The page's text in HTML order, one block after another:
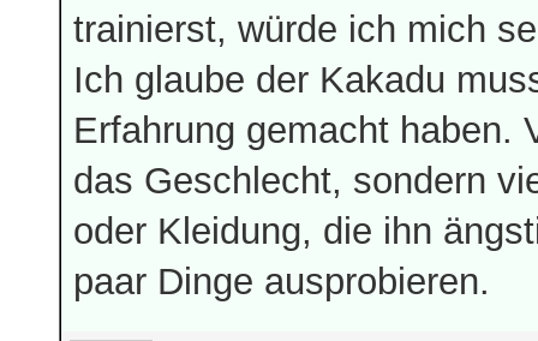
trainierst, würde ich mich
Ich glaube der Kakadu
Erfahrung gemacht haben.
das Geschlecht, sondern
oder Kleidung, die ihn
paar Dinge ausprobieren.